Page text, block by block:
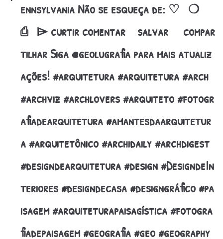
ennsylvania Não se esqueça de: ♡ ㅤ ❍ ㅤ ㅤ
⎙ㅤ ㅤ ⌲ curtir comentar salvar compar
tilhar Siga @geolugrafia para mais atualiz
ações! #arquitetura #arquitetura #arch
#archviz #archlovers #arquiteto #fotogr
afiadearquitetura #amantesdaarquitetur
a #arquitetônico #archidaily #archdigest
#designdearquitetura #design #DesigndeIn
teriores #designdecasa #designgráfico #pa
isagem #arquiteturapaisagística #fotogra
fiadepaisagem #geografia #geo #geography